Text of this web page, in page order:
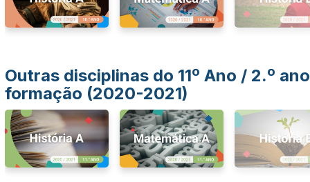
Outras disciplinas do 11º Ano / 2.º ano
formação (2020-2021)